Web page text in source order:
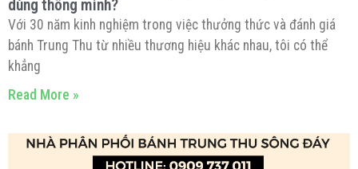
dùng thông minh?
Với 30 năm kinh nghiệm trong việc thưởng thức và đánh giá
bánh Trung Thu từ nhiều thương hiệu khác nhau, tôi có thể
khẳng
Read More »